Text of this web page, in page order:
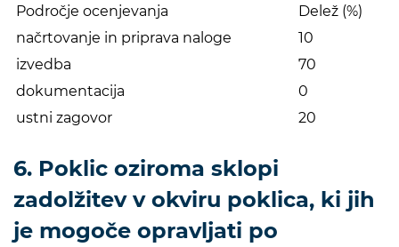
Področje ocenjevanja
Delež (%)
načrtovanje in priprava naloge
10
izvedba
70
dokumentacija
0
ustni zagovor
20
6. Poklic oziroma sklopi
zadolžitev v okviru poklica, ki jih
je mogoče opravljati po